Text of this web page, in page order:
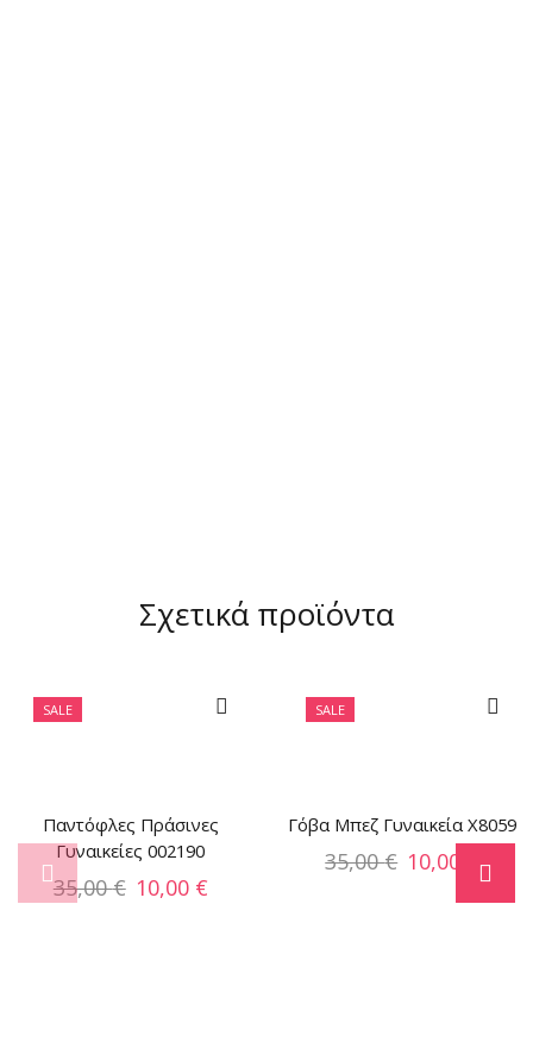
Σχετικά προϊόντα
SALE
Παντόφλες Πράσινες
Γυναικείες 002190
35,00€ 10,00 €
SALE
Γόβα Mπεζ Γυναικεία X8059
35,00€ 10,00 €